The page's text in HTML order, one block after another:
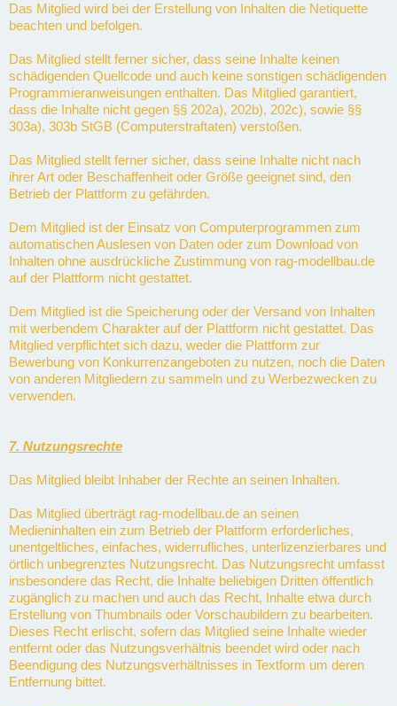
Das Mitglied wird bei der Erstellung von Inhalten die Netiquette
beachten und befolgen.
Das Mitglied stellt ferner sicher, dass seine Inhalte keinen
schädigenden Quellcode und auch keine sonstigen schädigenden
Programmieranweisungen enthalten. Das Mitglied garantiert,
dass die Inhalte nicht gegen §§ 202a), 202b), 202c), sowie §§
303a), 303b StGB (Computerstraftaten) verstoßen.
Das Mitglied stellt ferner sicher, dass seine Inhalte nicht nach
ihrer Art oder Beschaffenheit oder Größe geeignet sind, den
Betrieb der Plattform zu gefährden.
Dem Mitglied ist der Einsatz von Computerprogrammen zum
automatischen Auslesen von Daten oder zum Download von
Inhalten ohne ausdrückliche Zustimmung von rag-modellbau.de
auf der Plattform nicht gestattet.
Dem Mitglied ist die Speicherung oder der Versand von Inhalten
mit werbendem Charakter auf der Plattform nicht gestattet. Das
Mitglied verpflichtet sich dazu, weder die Plattform zur
Bewerbung von Konkurrenzangeboten zu nutzen, noch die Daten
von anderen Mitgliedern zu sammeln und zu Werbezwecken zu
verwenden.
7. Nutzungsrechte
Das Mitglied bleibt Inhaber der Rechte an seinen Inhalten.
Das Mitglied überträgt rag-modellbau.de an seinen
Medieninhalten ein zum Betrieb der Plattform erforderliches,
unentgeltliches, einfaches, widerrufliches, unterlizenzierbares und
örtlich unbegrenztes Nutzungsrecht. Das Nutzungsrecht umfasst
insbesondere das Recht, die Inhalte beliebigen Dritten öffentlich
zugänglich zu machen und auch das Recht, Inhalte etwa durch
Erstellung von Thumbnails oder Vorschaubildern zu bearbeiten.
Dieses Recht erlischt, sofern das Mitglied seine Inhalte wieder
entfernt oder das Nutzungsverhältnis beendet wird oder nach
Beendigung des Nutzungsverhältnisses in Textform um deren
Entfernung bittet.